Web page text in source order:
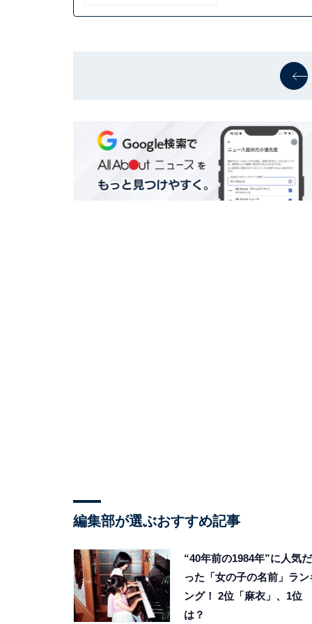
編集部が選ぶおすすめ記事
“40年前の1984年”に人気だ
った「女の子の名前」ラン
ング！ 2位「麻衣」、1位
は？